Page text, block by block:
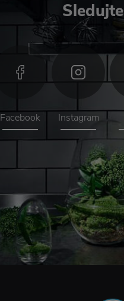
Sledujte
Facebook Instagram